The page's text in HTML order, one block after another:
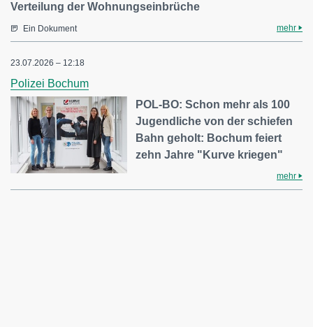
Verteilung der Wohnungseinbrüche
Ein Dokument mehr
23.07.2026 – 12:18
Polizei Bochum
POL-BO: Schon mehr als 100
Jugendliche von der schiefen
Bahn geholt: Bochum feiert
zehn Jahre "Kurve kriegen"
mehr